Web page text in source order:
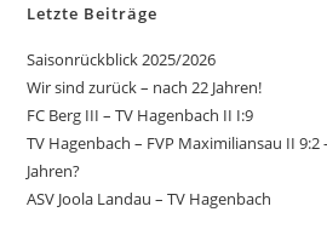
Letzte Beiträge
Saisonrückblick 2025/2026
Wir sind zurück – nach 22 Jahren!
FC Berg III – TV Hagenbach II I:9
TV Hagenbach – FVP Maximiliansau II 9:2
Jahren?
ASV Joola Landau – TV Hagenbach